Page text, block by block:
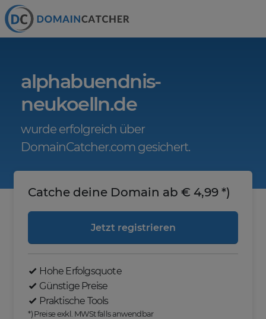
alphabuendnis-
neukoelln.de
wurde erfolgreich über
DomainCatcher.com gesichert.
Catche deine Domain ab € 4,99 *)
Jetzt registrieren
Hohe Erfolgsquote
Günstige Preise
Praktische Tools
*) Preise exkl. MWSt falls anwendbar